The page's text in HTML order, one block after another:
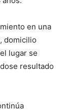
en una
domicilio
lugar se
resultado